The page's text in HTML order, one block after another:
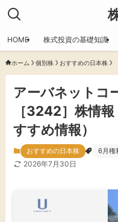
HOME 株式投資の基礎知識
ホーム 個別株 おすすめの日本株
アーバネットコ
［3242］株情
すすめ情報）
おすすめの日本株 6月権
2026年7月30日